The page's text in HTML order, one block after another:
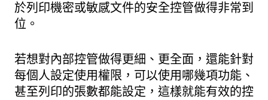
於列印機密或敏感文件的安全控管做得非常到
位。
若想對內部控管做得更細、更全面，還能針對
每個人設定使用權限，可以使用哪幾項功能、
甚至列印的張數都能設定，這樣就能有效的控